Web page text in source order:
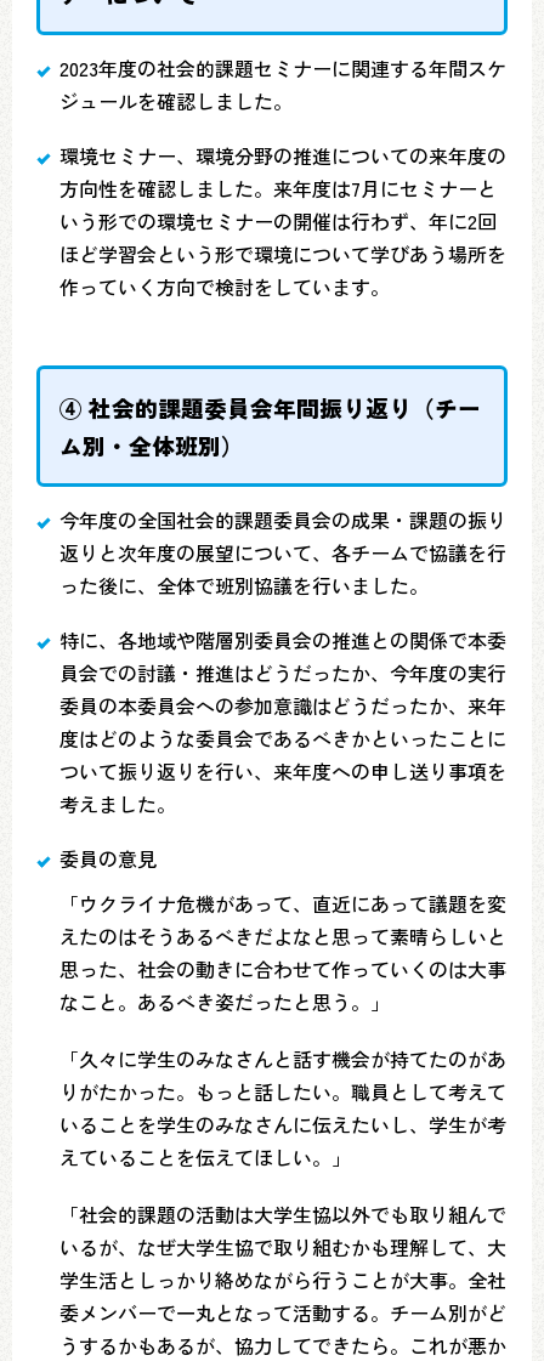
2023年度の社会的課題セミナーに関連する年間スケ
ジュールを確認しました。
環境セミナー、環境分野の推進についての来年度の
方向性を確認しました。来年度は7月にセミナーと
いう形での環境セミナーの開催は行わず、年に2回
ほど学習会という形で環境について学びあう場所を
作っていく方向で検討をしています。
④ 社会的課題委員会年間振り返り（チー
ム別・全体班別）
今年度の全国社会的課題委員会の成果・課題の振り
返りと次年度の展望について、各チームで協議を行
った後に、全体で班別協議を行いました。
特に、各地域や階層別委員会の推進との関係で本委
員会での討議・推進はどうだったか、今年度の実行
委員の本委員会への参加意識はどうだったか、来年
度はどのような委員会であるべきかといったことに
ついて振り返りを行い、来年度への申し送り事項を
考えました。
委員の意見
「ウクライナ危機があって、直近にあって議題を変
えたのはそうあるべきだよなと思って素晴らしいと
思った、社会の動きに合わせて作っていくのは大事
なこと。あるべき姿だったと思う。」
「久々に学生のみなさんと話す機会が持てたのがあ
りがたかった。もっと話したい。職員として考えて
いることを学生のみなさんに伝えたいし、学生が考
えていることを伝えてほしい。」
「社会的課題の活動は大学生協以外でも取り組んで
いるが、なぜ大学生協で取り組むかも理解して、大
学生活としっかり絡めながら行うことが大事。全社
委メンバーで一丸となって活動する。チーム別がど
うするかもあるが、協力してできたら。これが悪か